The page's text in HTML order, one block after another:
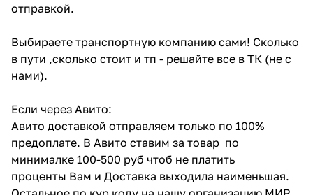
отправкой.
Выбираете транспортную компанию сами! Сколько
в пути ,сколько стоит и тп - решайте все в ТК (не с
нами).
Если через Авито:
Авито доставкой отправляем только по 100%
предоплате. В Авито ставим за товар по
минималке 100-500 руб чтоб не платить
проценты Вам и Доставка выходила наименьшая.